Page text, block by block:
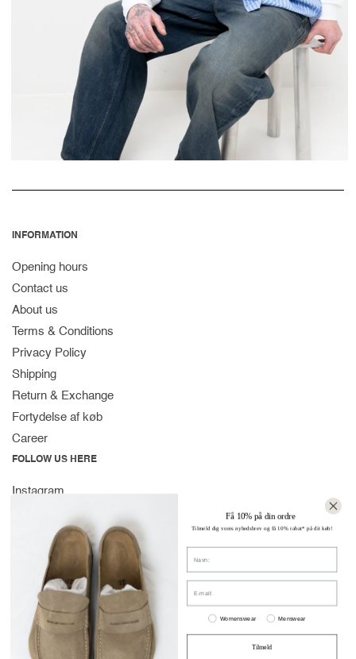
INFORMATION
Opening hours
Contact us
About us
Terms & Conditions
Privacy Policy
Shipping
Return & Exchange
Fortydelse af køb
Career
FOLLOW US HERE
Instagram
CONTACT
Strandvejen 169A
2900 Hellerup
Denmark
(+45) 39 30 39 89
Få 10% på din ordre
Tilmeld dig vores nyhedsbrev og få 10% rabat* på dit køb!
Women or men
Womenswear Menswear
Tilmeld